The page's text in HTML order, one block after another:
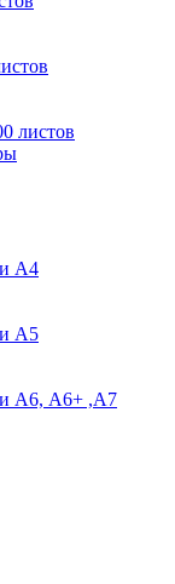
листов
А4
А5
А6, А6+ ,А7